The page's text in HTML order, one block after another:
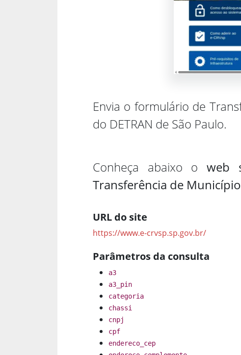
Envia o formulário de
do DETRAN de São Paulo.
Conheça abaixo o web
Transferência de Município
URL do site
https://www.e-crvsp.sp.gov.br/
Parâmetros da consulta
a3
a3_pin
categoria
chassi
cnpj
cpf
endereco_cep